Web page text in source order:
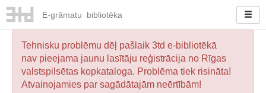
E-grāmatu bibliotēka
Tehnisku problēmu dēļ pašlaik 3td e-bibliotēkā
nav pieejama jaunu lasītāju reģistrācija no Rīgas
valstspilsētas kopkataloga. Problēma tiek risināta!
Atvainojamies par sagādātajām neērtībām!